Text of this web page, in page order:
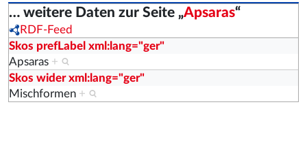
… weitere Daten zur Seite „Apsaras“
RDF-Feed
Skos prefLabel xml:lang="ger"
Apsaras +
Skos wider xml:lang="ger"
Mischformen +